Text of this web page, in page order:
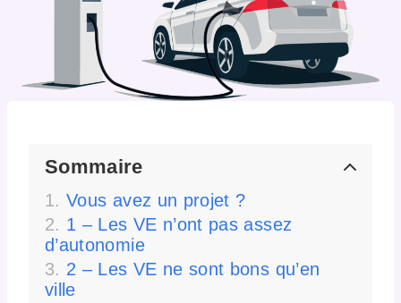
Sommaire
Vous avez un projet ?
1 – Les VE n’ont pas assez
d’autonomie
2 – Les VE ne sont bons qu’en
ville